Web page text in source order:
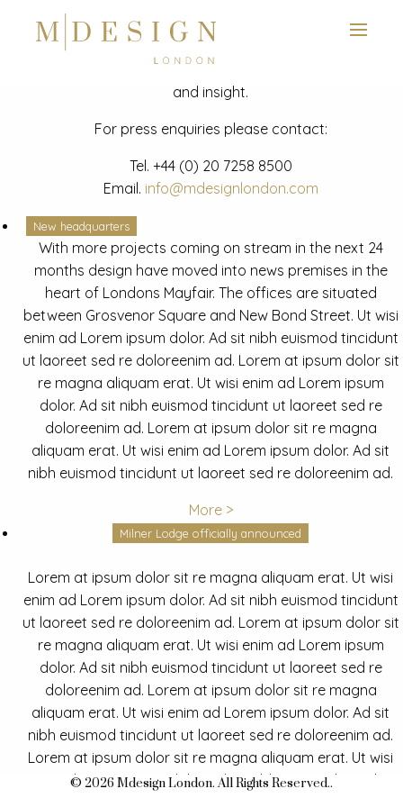
News
Latest mdesign development project and advisory news
and insight.
For press enquiries please contact:
Tel. +44 (0) 20 7258 8500
Email. info@mdesignlondon.com
New headquarters
With more projects coming on stream in the next 24
months design have moved into news premises in the
heart of Londons Mayfair. The offices are situated
between Grosvenor Square and New Bond Street. Ut wisi
enim ad Lorem ipsum dolor. Ad sit nibh euismod tincidunt
ut laoreet sed re doloreenim ad. Lorem at ipsum dolor sit
re magna aliquam erat. Ut wisi enim ad Lorem ipsum
dolor. Ad sit nibh euismod tincidunt ut laoreet sed re
doloreenim ad. Lorem at ipsum dolor sit re magna
aliquam erat. Ut wisi enim ad Lorem ipsum dolor. Ad sit
nibh euismod tincidunt ut laoreet sed re doloreenim ad.
More >
Milner Lodge officially announced
Lorem at ipsum dolor sit re magna aliquam erat. Ut wisi
enim ad Lorem ipsum dolor. Ad sit nibh euismod tincidunt
ut laoreet sed re doloreenim ad. Lorem at ipsum dolor sit
re magna aliquam erat. Ut wisi enim ad Lorem ipsum
dolor. Ad sit nibh euismod tincidunt ut laoreet sed re
doloreenim ad. Lorem at ipsum dolor sit re magna
aliquam erat. Ut wisi enim ad Lorem ipsum dolor. Ad sit
nibh euismod tincidunt ut laoreet sed re doloreenim ad.
Lorem at ipsum dolor sit re magna aliquam erat. Ut wisi
enim ad Lorem ipsum dolor. Ad sit nibh euismod tincidunt
© 2026 Mdesign London. All Rights Reserved..